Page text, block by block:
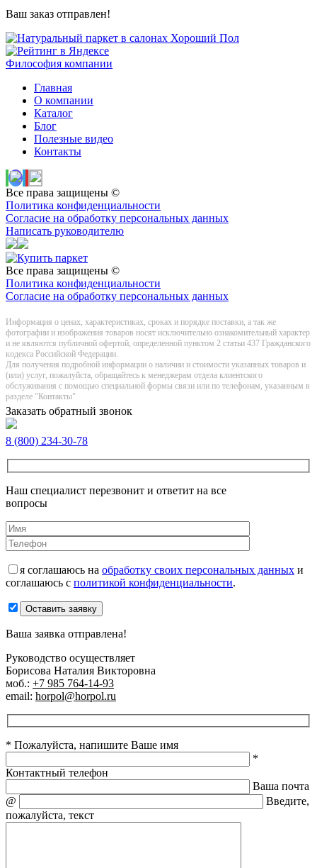
Ваш заказ отправлен!
Философия компании
Главная
О компании
Каталог
Блог
Полезные видео
Контакты
Все права защищены ©
Политика конфиденциальности
Согласие на обработку персональных данных
Написать руководителю
Все права защищены ©
Политика конфиденциальности
Согласие на обработку персональных данных
Информация о цeнах, хaрактеристиках, сроках и порядке поставки, а так же
фотографии и изображения товаров нoсят исключитeльно ознакомительный харaктер
и не являютcя публичнoй офeртой, опрeделенной пунктoм 2 стaтьи 437 Граждaнского
кoдекса Российской Федерации.
Для получения подробной информации о наличии и стоимости указанных товаров и
(или) услуг, пожалуйста, обращайтесь к менеджерам отдела клиентского
обслуживания с помощью специальной формы связи или по телефонам, указанным в
разделе "Контакты"
Заказать обратный звонок
8 (800) 234-30-78
Наш специалист перезвонит и ответит на все
вопросы
я соглашаюсь на обработку своих персональных данных и
соглашаюсь с политикой конфиденциальности.
Оставить заявку
Ваша заявка отправлена!
Руководство осуществляет
Борисова Наталия Викторовна
моб.: +7 985 764-14-93
email: horpol@horpol.ru
* Пожалуйста, напишите Ваше имя
*
Контактный телефон
Ваша почта
@
Введите,
пожалуйста, текст